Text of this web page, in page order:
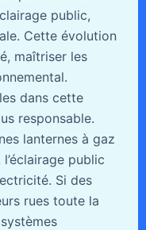
public,
Cette évolution
maîtriser les
dans cette
responsable.
lanternes à gaz
public
Si des
rues toute la